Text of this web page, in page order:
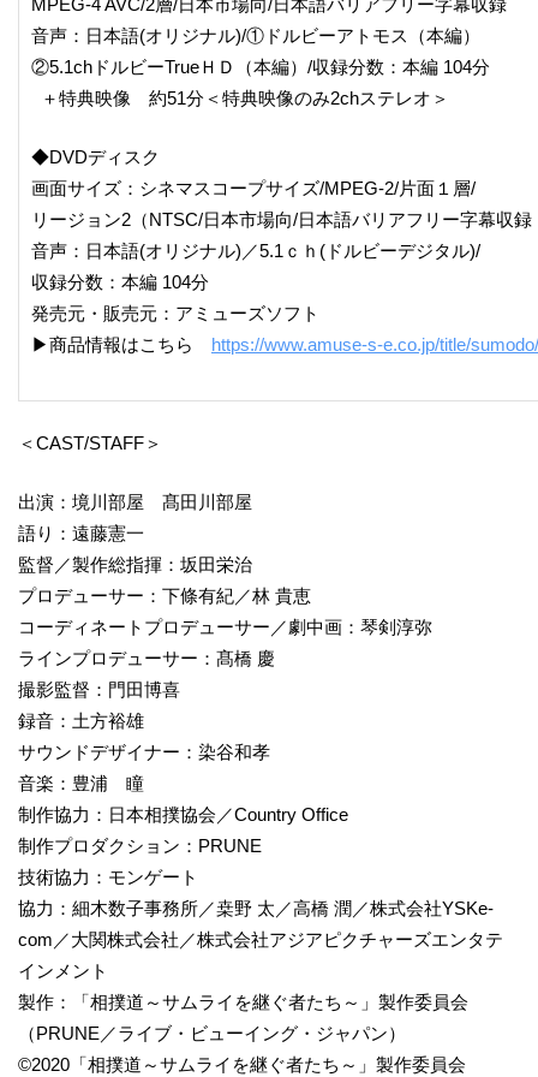
MPEG-4 AVC/2層/日本市場向/日本語バリアフリー字幕収録
音声：日本語(オリジナル)/①ドルビーアトモス（本編）
②5.1chドルビーTrueＨＤ（本編）/収録分数：本編 104分
＋特典映像 約51分＜特典映像のみ2chステレオ＞
◆DVDディスク
画面サイズ：シネマスコープサイズ/MPEG-2/片面１層/
リージョン2（NTSC/日本市場向/日本語バリアフリー字幕収録
音声：日本語(オリジナル)／5.1ｃｈ(ドルビーデジタル)/
収録分数：本編 104分
発売元・販売元：アミューズソフト
▶商品情報はこちら https://www.amuse-s-e.co.jp/title/sumodo/
＜CAST/STAFF＞
出演：境川部屋 髙田川部屋
語り：遠藤憲一
監督／製作総指揮：坂田栄治
プロデューサー：下條有紀／林 貴恵
コーディネートプロデューサー／劇中画：琴剣淳弥
ラインプロデューサー：髙橋 慶
撮影監督：門田博喜
録音：土方裕雄
サウンドデザイナー：染谷和孝
音楽：豊浦 瞳
制作協力：日本相撲協会／Country Office
制作プロダクション：PRUNE
技術協力：モンゲート
協力：細木数子事務所／桒野 太／高橋 潤／株式会社YSKe-
com／大関株式会社／株式会社アジアピクチャーズエンタテ
インメント
製作：「相撲道～サムライを継ぐ者たち～」製作委員会
（PRUNE／ライブ・ビューイング・ジャパン）
©2020「相撲道～サムライを継ぐ者たち～」製作委員会